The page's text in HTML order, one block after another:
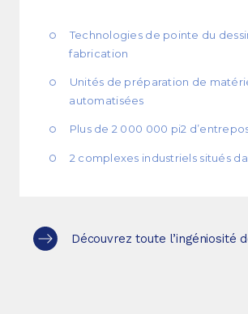
Technologies de pointe du
fabrication
Unités de préparation de
automatisées
Plus de 2 000 000 pi2
2 complexes industriels situés
Découvrez toute l’ingéniosité